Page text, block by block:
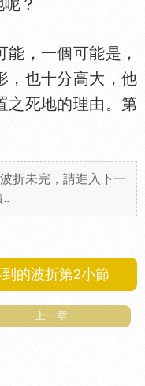
？
，一個可能是，
，也十分高大，他
之死地的理由。第
折未完，請進入下一
的波折第2小節
上一章